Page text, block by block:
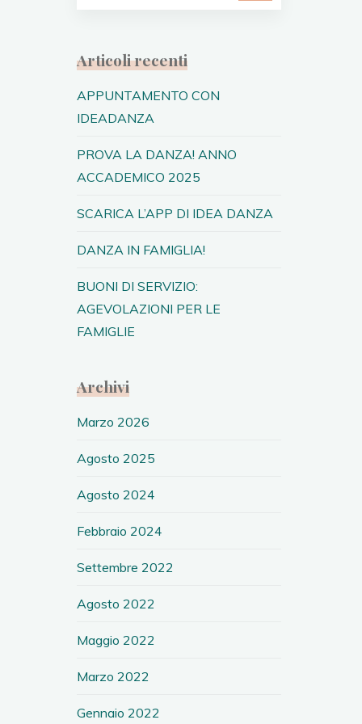
Articoli recenti
APPUNTAMENTO CON
IDEADANZA
PROVA LA DANZA! ANNO
ACCADEMICO 2025
SCARICA L’APP DI IDEA DANZA
DANZA IN FAMIGLIA!
BUONI DI SERVIZIO:
AGEVOLAZIONI PER LE
FAMIGLIE
Archivi
Marzo 2026
Agosto 2025
Agosto 2024
Febbraio 2024
Settembre 2022
Agosto 2022
Maggio 2022
Marzo 2022
Gennaio 2022